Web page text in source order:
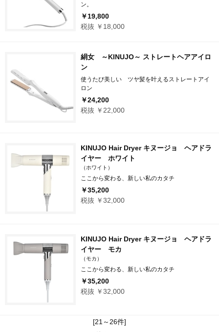
ン。
￥19,800
税抜 ￥18,000
絹女 ～KINUJO～ ストレートヘアアイロ
ン
使うたび美しい ツヤ髪を叶えるストレートアイ
ロン
￥24,200
税抜 ￥22,000
KINUJO Hair Dryer キヌージョ ヘアドラ
イヤー ホワイト
（ホワイト）
ここから変わる、新しい私のカタチ
￥35,200
税抜 ￥32,000
KINUJO Hair Dryer キヌージョ ヘアドラ
イヤー モカ
（モカ）
ここから変わる、新しい私のカタチ
￥35,200
税抜 ￥32,000
[21～26件]